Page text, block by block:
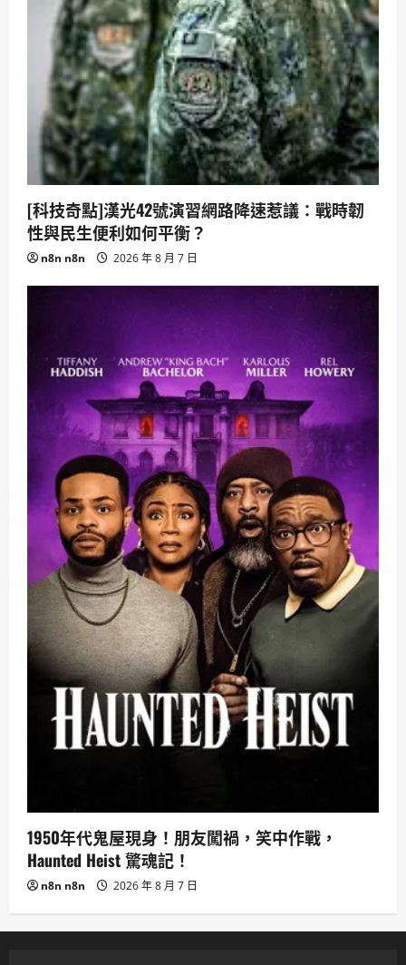
[科技奇點]漢光42號演習網路降速惹議：戰時韌
性與民生便利如何平衡？
n8n n8n 2026 年 8 月 7 日
1950年代鬼屋現身！朋友闖禍，笑中作戰，
Haunted Heist 驚魂記！
n8n n8n 2026 年 8 月 7 日